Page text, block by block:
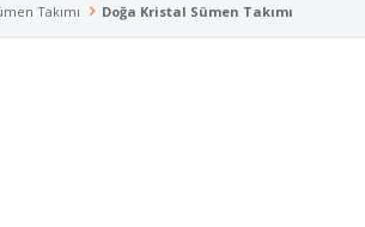
Takımı Doğa Kristal Sümen Takımı